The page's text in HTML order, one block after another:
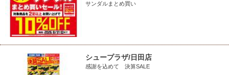
サンダルまとめ買い
シュープラザ/日田店
感謝を込めて 決算SALE